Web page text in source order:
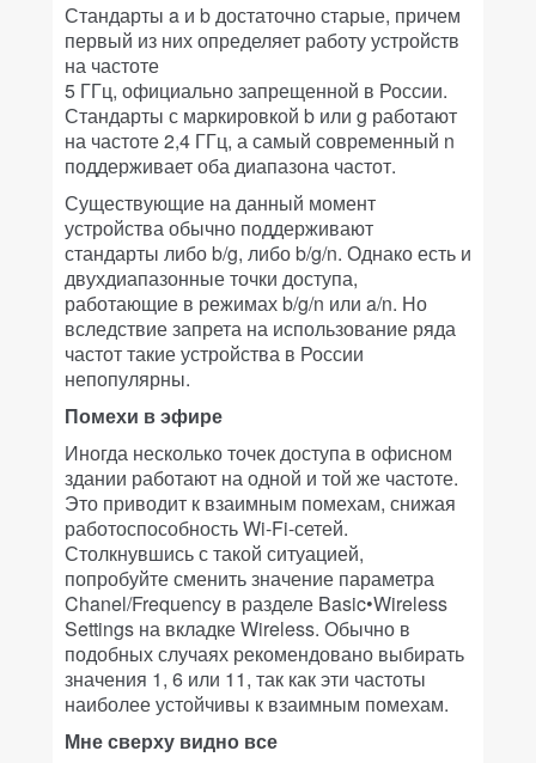
Стандарты a и b достаточно старые, причем
первый из них определяет работу устройств
на частоте
5 ГГц, официально запрещенной в России.
Стандарты с маркировкой b или g работают
на частоте 2,4 ГГц, а самый современный n
поддерживает оба диапазона частот.
Существующие на данный момент
устройства обычно поддерживают
стандарты либо b/g, либо b/g/n. Однако есть и
двухдиапазонные точки доступа,
работающие в режимах b/g/n или a/n. Но
вследствие запрета на использование ряда
частот такие устройства в России
непопулярны.
Помехи в эфире
Иногда несколько точек доступа в офисном
здании работают на одной и той же частоте.
Это приводит к взаимным помехам, снижая
работоспособность Wi-Fi-сетей.
Столкнувшись с такой ситуацией,
попробуйте сменить значение параметра
Chanel/Frequency в разделе Basic•Wireless
Settings на вкладке Wireless. Обычно в
подобных случаях рекомендовано выбирать
значения 1, 6 или 11, так как эти частоты
наиболее устойчивы к взаимным помехам.
Мне сверху видно все